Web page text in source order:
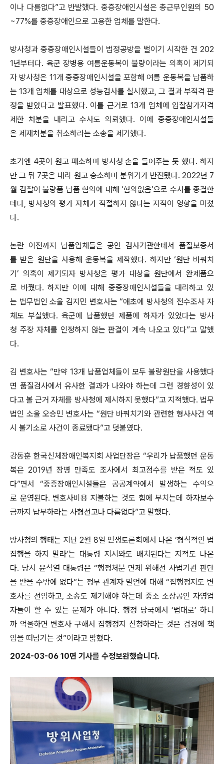
이나 다름없다”고 반발했다. 중증장애인시설은 총근무인원의 50
~77%를 중증장애인으로 고용한 업체를 말한다.
방사청과 중증장애인시설들이 법정공방을 벌이기 시작한 건 202
1년부터다. 육군 장병용 여름운동복이 불량이라는 의혹이 제기되
자 방사청은 11개 중증장애인시설을 포함해 여름 운동복을 납품하
는 13개 업체를 대상으로 성능검사를 실시했고, 그 결과 부적격 판
정을 받았다고 발표했다. 이를 근거로 13개 업체에 입찰참가자격
제한 처분을 내리고 수사도 의뢰했다. 이에 중증장애인시설들
은 제재처분을 취소하라는 소송을 제기했다.
초기엔 4곳이 원고 패소하며 방사청 손을 들어주는 듯 했다. 하지
만 그 뒤 7곳은 내리 원고 승소하며 분위기가 반전됐다. 2022년 7
월 검찰이 불량품 납품 혐의에 대해 ‘혐의없음’으로 수사를 종결한
데다, 방사청의 평가 자체가 적절하지 않다는 지적이 영향을 미쳤
다.
논란 이전까지 납품업체들은 공인 검사기관한테서 품질보증서
를 받은 원단을 사용해 운동복을 제작했다. 하지만 ‘원단 바꿔치
기’ 의혹이 제기되자 방사청은 평가 대상을 원단에서 완제품으
로 바꿨다. 하지만 이에 대해 중증장애인시설들을 대리하고 있
는 법무법인 소울 김지민 변호사는 “애초에 방사청의 전수조사 자
체도 부실했다. 육군에 납품했던 제품에 하자가 있었다는 방사
청 주장 자체를 인정하지 않는 판결이 계속 나오고 있다”고 말했
다.
김 변호사는 “만약 13개 납품업체들이 모두 불량원단을 사용했다
면 품질검사에서 유사한 결과가 나와야 하는데 그런 경향성이 있
다고 볼 근거 자체를 방사청에 제시하지 못했다”고 지적했다. 법무
법인 소울 오승민 변호사는 “원단 바꿔치기와 관련한 형사사건 역
시 불기소로 사건이 종료됐다”고 덧붙였다.
강동훈 한국신체장애인복지회 사업단장은 “우리가 납품했던 운동
복은 2019년 장병 만족도 조사에서 최고점수를 받은 적도 있
다”면서 “중증장애인시설들은 공공계약에서 발생하는 수익으
로 운영된다. 변호사비용 지불하는 것도 힘에 부치는데 하자보수
금까지 납부하라는 사형선고나 다름없다”고 말했다.
방사청의 행태는 지난 2월 8일 민생토론회에서 나온 ‘형식적인 법
집행을 하지 말라’는 대통령 지시와도 배치된다는 지적도 나온
다. 당시 윤석열 대통령은 “행정처분 면제 위해선 사법기관 판단
을 받을 수밖에 없다”는 정부 관계자 발언에 대해 “집행정지도 변
호사를 선임하고, 소송도 제기해야 하는데 중소 소상공인 자영업
자들이 할 수 있는 문제가 아니다. 행정 당국에서 ‘법대로’ 하니
까 억울하면 변호사 구해서 집행정지 신청하라는 것은 검경에 책
임을 떠넘기는 것”이라고 밝혔다.
2024-03-06 10면 기사를 수정보완했습니다.